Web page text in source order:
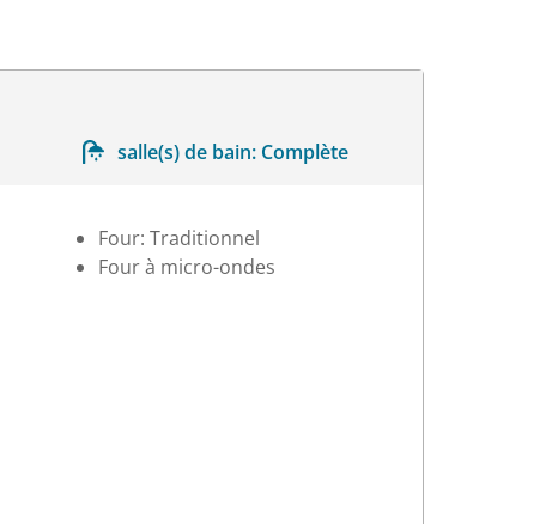
salle(s) de bain: Complète
Four: Traditionnel
Four à micro-ondes